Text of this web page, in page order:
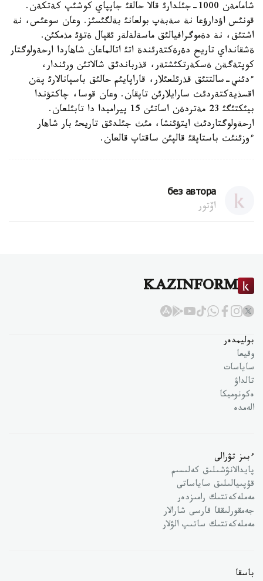
شامامةن 1000-جئلدارئ قالا حالقئ جاپپاي كوشئپ كةتكةن.
قونئس اؤدارؤعا نة سةبةپ بولعانئ بةلگئسئز. وعان سوعئس، نة
اشتئق، نة دةموگرافيالئق ماسةلةلةر ئقپال ةتؤئ مذمكئن.
ةشقانداي تاريح دةرةكتةرئندة اتئ اتالماعان شاهاردا ارحةولوگتار
كوپتةگةن ةسكةرتكئشتةر، قذرباندئق شالاتئن ورئندار،
ءدئني-سالتتئق قذرئلعئلار، قاراپايئم حالئق باسپانالارئ پةن
اقسذيةكتةردئث سارايلارئن تاپقان. وعان قوسا، چاكتؤندا
بيئكتئگئ 23 مةتردةن اساتئن 15 پيراميدا دا تابئلعان.
ارحةولوگتاردئث ايتؤئنشا، مئث جئلدئق تاريحئ بار شاهار
ءوزئنئث باستاپقئ قالپئن ساقتاپ قالعان.
без автора
اۆتور
KAZINFORM
بوليمدەر
وقيعا
ساياسات
تالداۋ
ەكونوميكا
الەمدە
ءبىز تۋرالى
پايدالانۋشىلىق كەلىسىم
قۇپىيالىلىق ساياساتى
مەملەكەتتىك رامىزدەر
جەمقورلىققا قارسى شارالار
مەملەكەتتىك ساتىپ الۋلار
باسقا